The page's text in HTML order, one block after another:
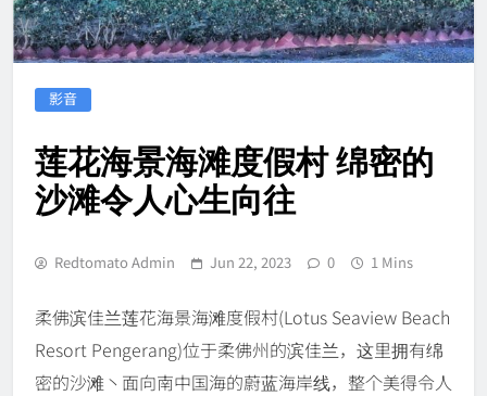
影音
莲花海景海滩度假村 绵密的
沙滩令人心生向往
Redtomato Admin Jun 22, 2023 0 1 Mins
柔佛滨佳兰莲花海景海滩度假村(Lotus Seaview Beach
Resort Pengerang)位于柔佛州的滨佳兰，这里拥有绵
密的沙滩丶面向南中国海的蔚蓝海岸线，整个美得令人